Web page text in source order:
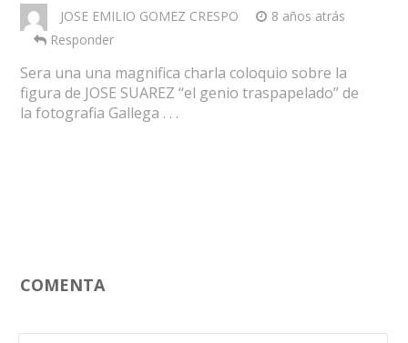
JOSE EMILIO GOMEZ CRESPO
8 años atrás
Responder
Sera una una magnifica charla coloquio sobre la
figura de JOSE SUAREZ “el genio traspapelado” de
la fotografia Gallega . . .
COMENTA